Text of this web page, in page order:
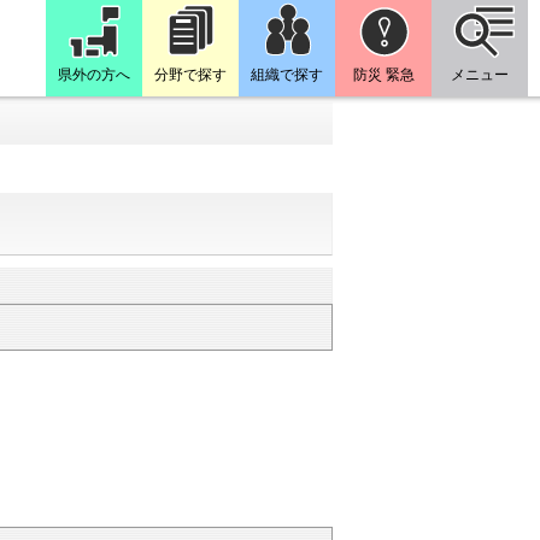
県外の方へ 分野で探す 組織で探す 防災 緊急 メニュー